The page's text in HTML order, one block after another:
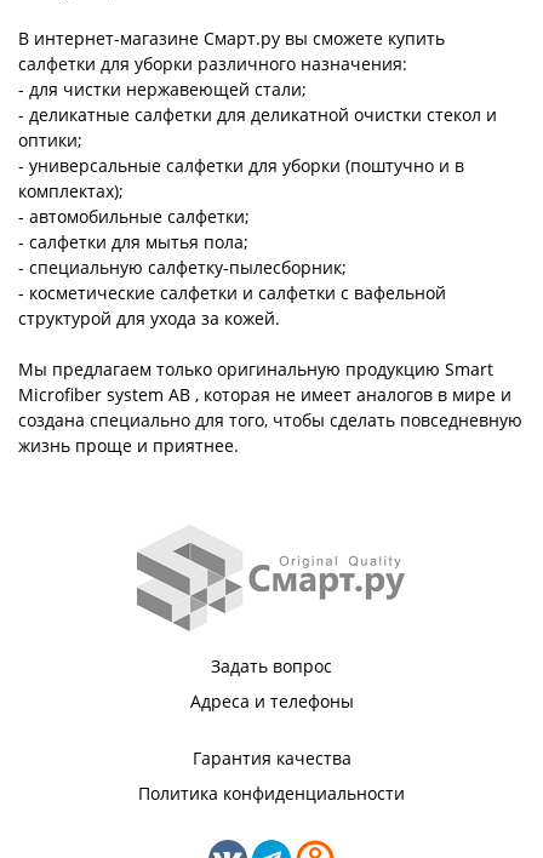
В интернет-магазине Смарт.ру вы сможете купить
салфетки для уборки различного назначения:
- для чистки нержавеющей стали;
- деликатные салфетки для деликатной очистки стекол и
оптики;
- универсальные салфетки для уборки (поштучно и в
комплектах);
- автомобильные салфетки;
- салфетки для мытья пола;
- специальную салфетку-пылесборник;
- косметические салфетки и салфетки с вафельной
структурой для ухода за кожей.
Мы предлагаем только оригинальную продукцию Smart
Microfiber system AB , которая не имеет аналогов в мире и
создана специально для того, чтобы сделать повседневную
жизнь проще и приятнее.
Задать вопрос
Адреса и телефоны
Гарантия качества
Политика конфиденциальности